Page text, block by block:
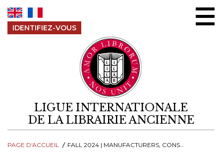
IDENTIFIEZ-VOUS
LIGUE INTERNATIONALE
DE LA LIBRAIRIE ANCIENNE
PAGE D'ACCUEIL FALL 2024 | MANUFACTURERS, CONSTRUCTORS & INVENTORS